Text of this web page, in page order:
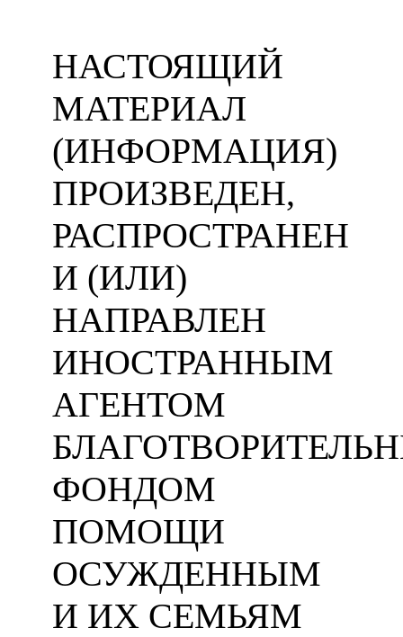
НАСТОЯЩИЙ
МАТЕРИАЛ
(ИНФОРМАЦИЯ)
ПРОИЗВЕДЕН,
РАСПРОСТРАНЕН
И (ИЛИ)
НАПРАВЛЕН
ИНОСТРАННЫМ
АГЕНТОМ
ФОНДОМ
ПОМОЩИ
ОСУЖДЕННЫМ
И ИХ СЕМЬЯМ